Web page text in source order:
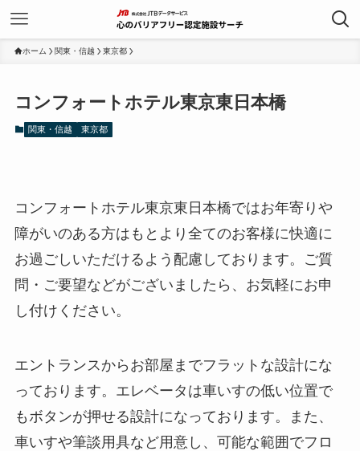
ホーム 関東・信越 東京都
コンフォートホテル東京東日本橋
関東・信越 東京都
コンフォートホテル東京東日本橋ではお年寄りや
障がいのある方はもとより全てのお客様に快適に
お過ごしいただけるよう配慮しております。ご質
問・ご要望などがございましたら、お気軽にお申
し付けください。
エントランスからお部屋までフラットな設計にな
っております。エレベータは車いすの低い位置で
もボタンが押せる設計になっております。また、
車いすや筆談用具など用意し、可能な範囲でフロ